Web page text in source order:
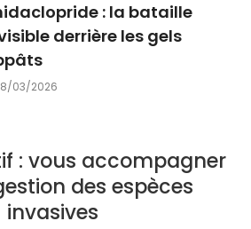
: la bataille
derrière les gels
03/2026
: vous accompagner
des espèces
invasives